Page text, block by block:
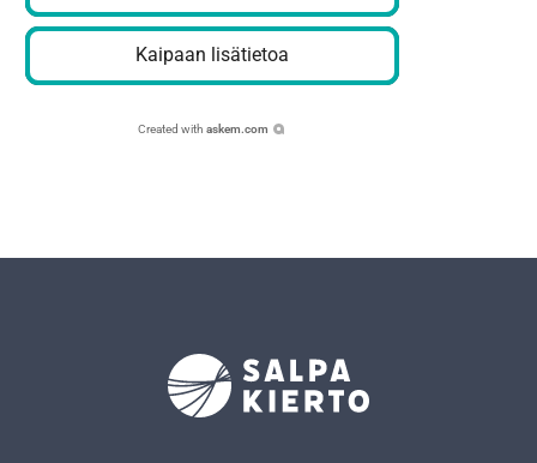
Kaipaan lisätietoa
Created with askem.com